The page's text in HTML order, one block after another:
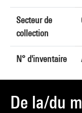
Secteur de
collection
N° d'inventaire
De la/du